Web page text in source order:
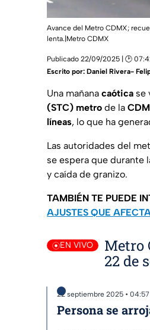
Avance del Metro CDMX;
lenta.|Metro CDMX
Publicado 22/09/2025 | 🕑
Escrito por: Daniel Rivera-
Una mañana caótica se
(STC) metro de la
líneas, lo que ha
Las autoridades del
se espera que durante
y caída de granizo.
TAMBIÉN TE PUEDE
AJUSTES QUE
EN VIVO
Metro
22 de
22 septiembre 2025 •
Persona se